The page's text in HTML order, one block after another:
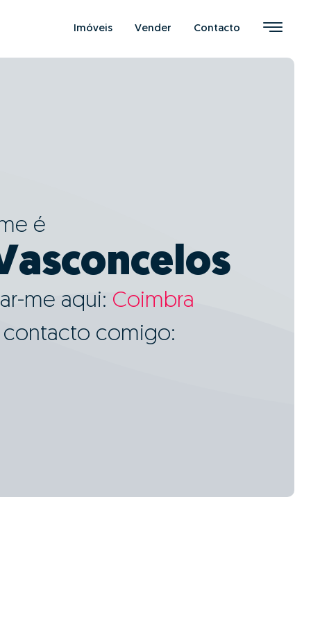
Imóveis Vender Contacto
é
me aqui: Coimbra
contacto comigo: